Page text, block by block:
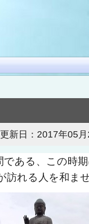
更新日： 2017年05
である、この時
訪れる人を和ま